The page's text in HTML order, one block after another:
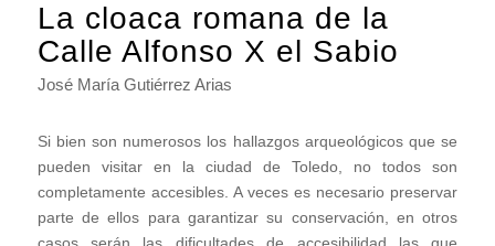
La cloaca romana de la
Calle Alfonso X el Sabio
José María Gutiérrez Arias
Si bien son numerosos los hallazgos arqueológicos que se
pueden visitar en la ciudad de Toledo, no todos son
completamente accesibles. A veces es necesario preservar
parte de ellos para garantizar su conservación, en otros